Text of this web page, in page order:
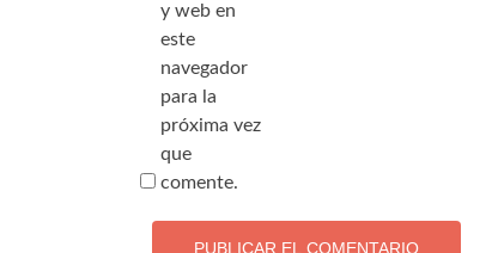
y web en
este
navegador
para la
próxima vez
que
comente.